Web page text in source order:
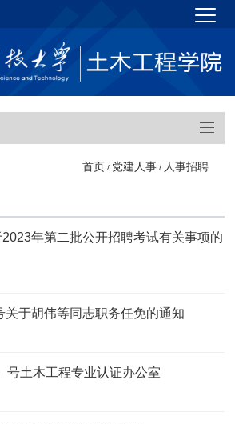
首页 / 党建人事/ 人事招聘
年第二批公开招聘考试有关事项的
关于胡伟等同志职务任免的通知
号土木工程专业认证办公室